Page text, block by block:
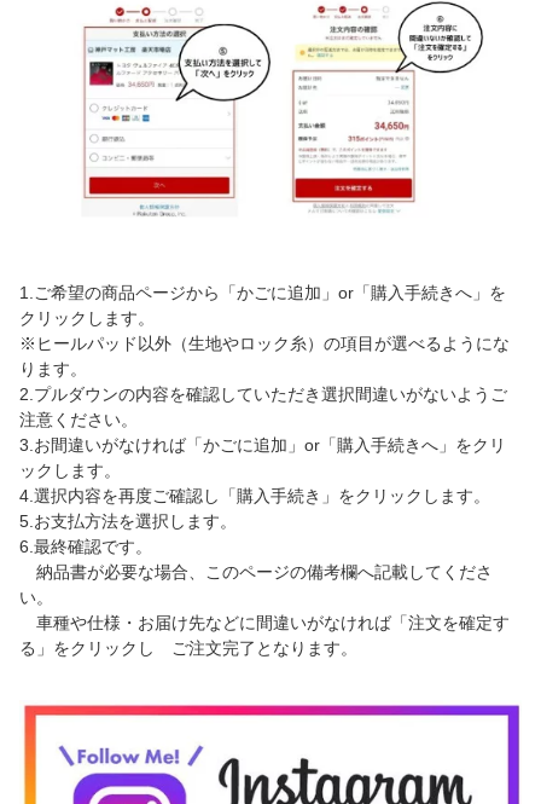
1.ご希望の商品ページから「かごに追加」or「購入手続きへ」を
クリックします。
※ヒールパッド以外（生地やロック糸）の項目が選べるようにな
ります。
2.プルダウンの内容を確認していただき選択間違いがないようご
注意ください。
3.お間違いがなければ「かごに追加」or「購入手続きへ」をクリ
ックします。
4.選択内容を再度ご確認し「購入手続き」をクリックします。
5.お支払方法を選択します。
6.最終確認です。
納品書が必要な場合、このページの備考欄へ記載してくださ
い。
車種や仕様・お届け先などに間違いがなければ「注文を確定す
る」をクリックし ご注文完了となります。